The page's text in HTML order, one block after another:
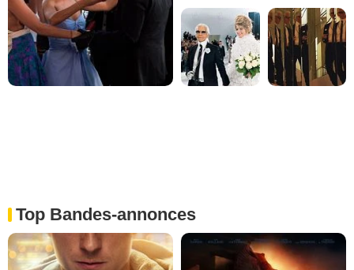
Top Bandes-annonces